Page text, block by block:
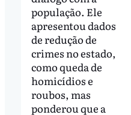
população. Ele
apresentou dados
de redução de
crimes no estado,
como queda de
homicídios e
roubos, mas
ponderou que a